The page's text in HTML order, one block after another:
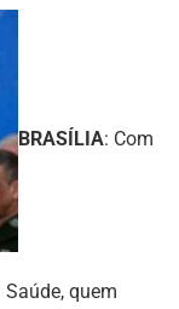
BRASÍLIA: Com
quem